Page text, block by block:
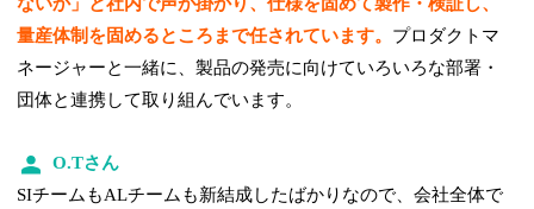
ないか」と社内で声が掛かり、仕様を固めて製作・検証し、
量産体制を固めるところまで任されています。 プロダクトマ
ネージャーと一緒に、製品の発売に向けていろいろな部署・
団体と連携して取り組んでいます。
O.Tさん
SIチームもALチームも新結成したばかりなので、会社全体で